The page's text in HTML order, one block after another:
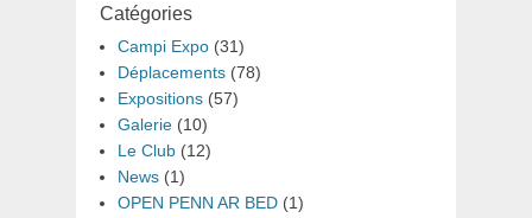
Catégories
Campi Expo (31)
Déplacements (78)
Expositions (57)
Galerie (10)
Le Club (12)
News (1)
OPEN PENN AR BED (1)